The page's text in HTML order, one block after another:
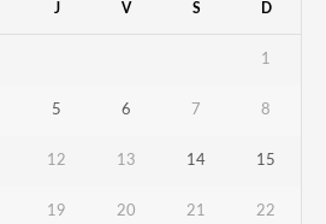
J V S D
1
5 6 7 8
12 13 14 15
19 20 21 22